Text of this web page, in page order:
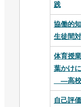
践
協働的
生徒間
体育授
葉かけ
―高校
自己評